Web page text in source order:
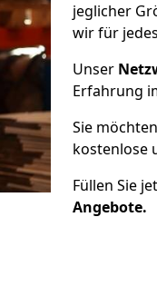
jeglicher
wir für
Unser
Erfahrung
Sie
kostenlose
Füllen Sie
Angebote.